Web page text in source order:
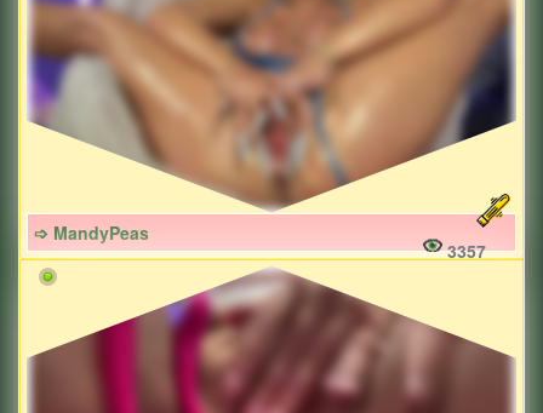
➩ MandyPeas
3357